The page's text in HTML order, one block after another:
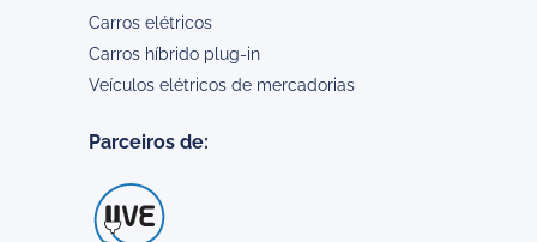
Carros elétricos
Carros híbrido plug-in
Veículos elétricos de mercadorias
Parceiros de: